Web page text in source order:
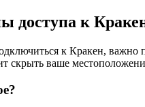
доступа к
к Кракен,
скрыть ваше